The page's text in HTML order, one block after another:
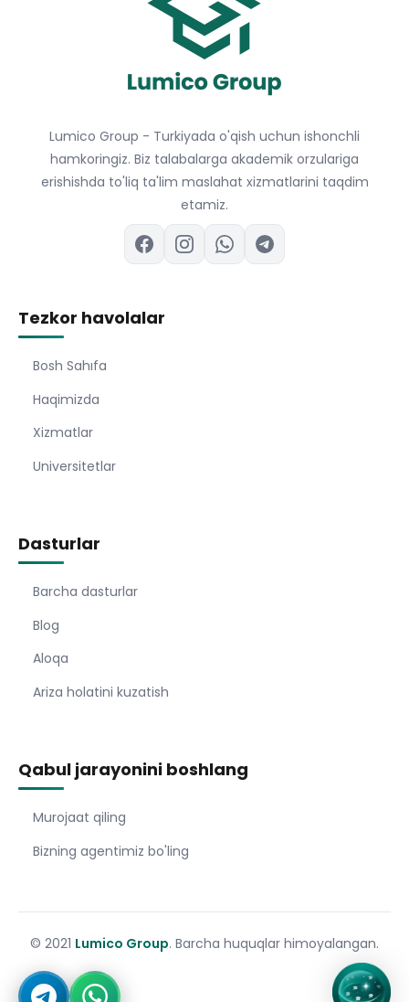
Lumico Group - Turkiyada o'qish uchun ishonchli
hamkoringiz. Biz talabalarga akademik orzulariga
erishishda to'liq ta'lim maslahat xizmatlarini taqdim
etamiz.
Tezkor havolalar
Bosh Sahıfa
Haqimizda
Xizmatlar
Universitetlar
Dasturlar
Barcha dasturlar
Blog
Aloqa
Ariza holatini kuzatish
Qabul jarayonini boshlang
Murojaat qiling
Bizning agentimiz bo'ling
© 2021 Lumico Group. Barcha huquqlar himoyalangan.